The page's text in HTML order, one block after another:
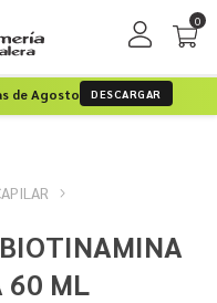
0
de Agosto DESCARGAR
60 ML